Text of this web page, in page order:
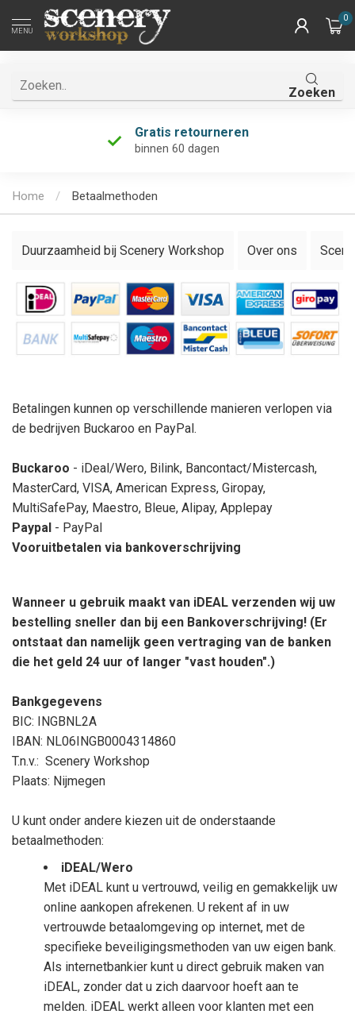
MENU
0
Zoeken
Gratis retourneren
binnen 60 dagen
Home / Betaalmethoden
Duurzaamheid bij Scenery Workshop Over ons
Betalingen kunnen op verschillende manieren verlopen via
de bedrijven Buckaroo en PayPal.
Buckaroo - iDeal/Wero, Bilink, Bancontact/Mistercash,
MasterCard, VISA, American Express, Giropay,
MultiSafePay, Maestro, Bleue, Alipay, Applepay
Paypal - PayPal
Vooruitbetalen via bankoverschrijving
Wanneer u gebruik maakt van iDEAL verzenden wij uw
bestelling sneller dan bij een Bankoverschrijving! (Er
ontstaat dan namelijk geen vertraging van de banken
die het geld 24 uur of langer "vast houden".)
Bankgegevens
BIC: INGBNL2A
IBAN: NL06INGB0004314860
T.n.v.: Scenery Workshop
Plaats: Nijmegen
U kunt onder andere kiezen uit de onderstaande
betaalmethoden:
iDEAL/Wero
Met iDEAL kunt u vertrouwd, veilig en gemakkelijk uw
online aankopen afrekenen. U rekent af in uw
vertrouwde betaalomgeving op internet, met de
specifieke beveiligingsmethoden van uw eigen bank.
Als internetbankier kunt u direct gebruik maken van
iDEAL, zonder dat u zich daarvoor hoeft aan te
melden. iDEAL werkt alleen voor klanten met een